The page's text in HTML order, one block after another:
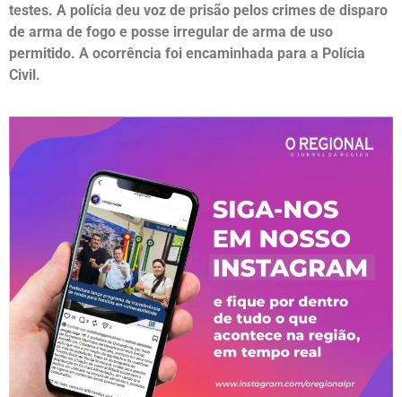
testes. A polícia deu voz de prisão pelos crimes de disparo
de arma de fogo e posse irregular de arma de uso
permitido. A ocorrência foi encaminhada para a Polícia
Civil.